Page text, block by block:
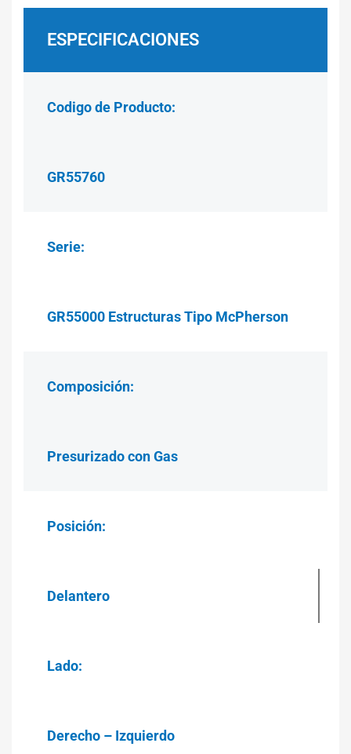
ESPECIFICACIONES
Codigo de Producto:
GR55760
Serie:
GR55000 Estructuras Tipo McPherson
Composición:
Presurizado con Gas
Posición:
Delantero
Lado:
Derecho – Izquierdo